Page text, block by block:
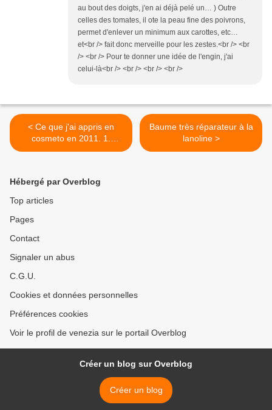
au bout des doigts, j'en ai déjà pelé un… ) Outre
celles des tomates, il ote la peau fine des poivrons,
permet d'enlever un minimum aux carottes, etc…
et<br /> fait donc merveille pour les zestes.<br /> <br
/> <br /> Pour te donner une idée de l'engin, j'ai
celui-là<br /> <br /> <br /> <br />
< Ce que j'ai appris en
cosmeto en 2011. 1.
matières premières
Baume très réparateur à la
lanoline >
Hébergé par Overblog
Top articles
Pages
Contact
Signaler un abus
C.G.U.
Cookies et données personnelles
Préférences cookies
Voir le profil de venezia sur le portail Overblog
Créer un blog sur Overblog
Créer un blog